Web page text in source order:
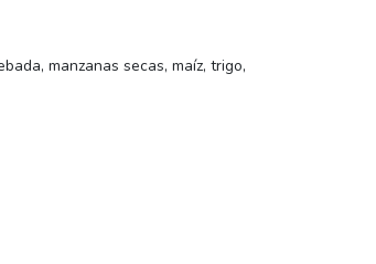
manzanas secas, maíz, trigo,